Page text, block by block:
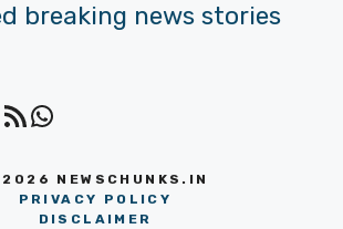
breaking news stories
RSS FeedWhatsApp
NEWSCHUNKS.IN
PRIVACY POLICY
DISCLAIMER